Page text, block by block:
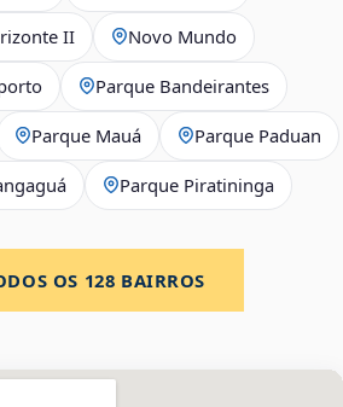
II Novo Mundo
Parque Bandeirantes
Parque Mauá Parque Paduan
Parque Piratininga
OS 128 BAIRROS